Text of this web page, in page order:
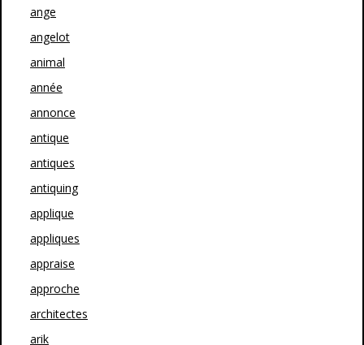
ange
angelot
animal
année
annonce
antique
antiques
antiquing
applique
appliques
appraise
approche
architectes
arik